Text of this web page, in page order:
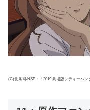
(C)北条司/NSP・「2019 劇場版シティーハン